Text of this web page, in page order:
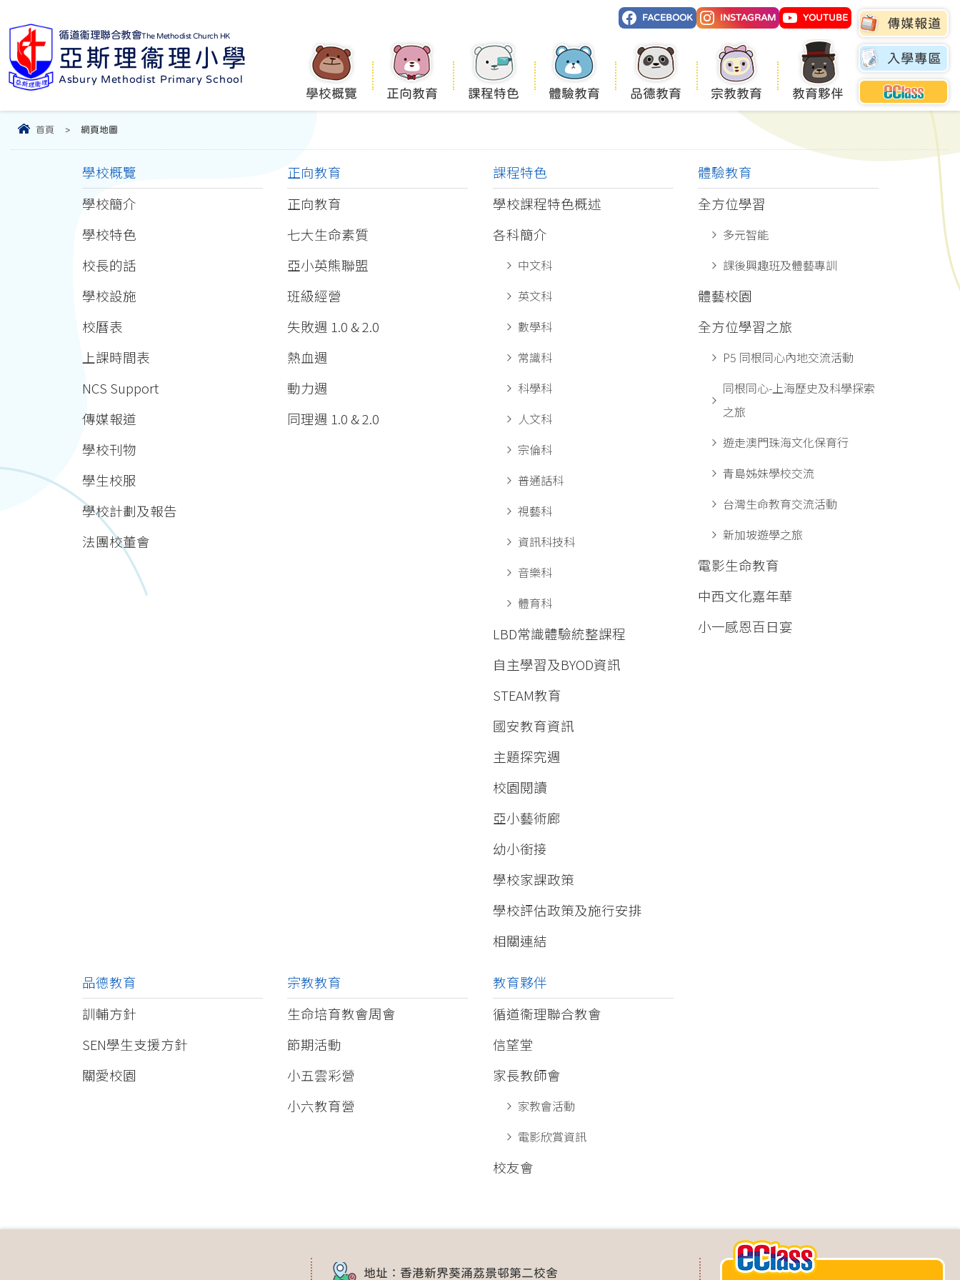
循道衞理聯合教會The Methodist Church HK
亞斯理衞理小學
Asbury Methodist Primary School
傳媒報道
入學專區
FACEBOOK INSTAGRAM YOUTUBE
學校概覽 正向教育 課程特色 體驗教育 品德教育 宗教教育 教育夥伴
首頁 > 網頁地圖
學校概覽
學校簡介
學校特色
校長的話
學校設施
校曆表
上課時間表
NCS Support
傳媒報道
學校刊物
學生校服
學校計劃及報告
法團校董會
正向教育
正向教育
七大生命素質
亞小英熊聯盟
班級經營
失敗週 1.0 & 2.0
熱血週
動力週
同理週 1.0 & 2.0
課程特色
學校課程特色概述
各科簡介
中文科
英文科
數學科
常識科
科學科
人文科
宗倫科
普通話科
視藝科
資訊科技科
音樂科
體育科
LBD常識體驗統整課程
自主學習及BYOD資訊
STEAM教育
國安教育資訊
主題探究週
校園閱讀
亞小藝術廊
幼小銜接
學校家課政策
學校評估政策及施行安排
相關連結
體驗教育
全方位學習
多元智能
課後興趣班及體藝專訓
體藝校園
全方位學習之旅
P5 同根同心內地交流活動
同根同心-上海歷史及科學探索
之旅
遊走澳門珠海文化保育行
青島姊妹學校交流
台灣生命教育交流活動
新加坡遊學之旅
電影生命教育
中西文化嘉年華
小一感恩百日宴
品德教育
訓輔方針
SEN學生支援方針
關愛校園
宗教教育
生命培育教會周會
節期活動
小五雲彩營
小六教育營
教育夥伴
循道衞理聯合教會
信望堂
家長教師會
家教會活動
電影欣賞資訊
校友會
地址：香港新界葵涌荔景邨第二校舍